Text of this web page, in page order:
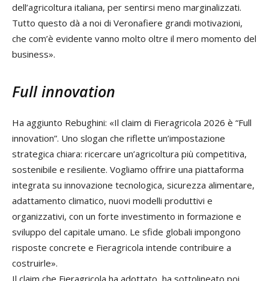
dell’agricoltura italiana, per sentirsi meno marginalizzati.
Tutto questo dà a noi di Veronafiere grandi motivazioni,
che com’è evidente vanno molto oltre il mero momento del
business».
Full innovation
Ha aggiunto Rebughini: «Il claim di Fieragricola 2026 è “Full
innovation”. Uno slogan che riflette un’impostazione
strategica chiara: ricercare un’agricoltura più competitiva,
sostenibile e resiliente. Vogliamo offrire una piattaforma
integrata su innovazione tecnologica, sicurezza alimentare,
adattamento climatico, nuovi modelli produttivi e
organizzativi, con un forte investimento in formazione e
sviluppo del capitale umano. Le sfide globali impongono
risposte concrete e Fieragricola intende contribuire a
costruirle».
Il claim che Fieragricola ha adottato, ha sottolineato poi